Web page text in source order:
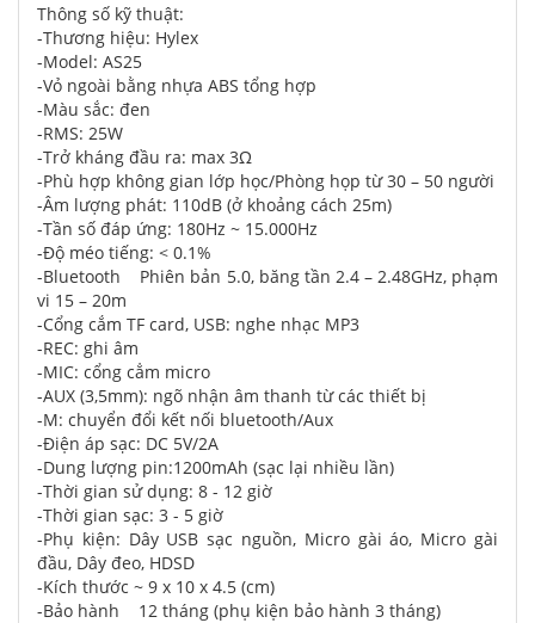
Thông số kỹ thuật:
-Thương hiệu: Hylex
-Model: AS25
-Vỏ ngoài bằng nhựa ABS tổng hợp
-Màu sắc: đen
-RMS: 25W
-Trở kháng đầu ra: max 3Ω
-Phù hợp không gian lớp học/Phòng họp từ 30 – 50 người
-Âm lượng phát: 110dB (ở khoảng cách 25m)
-Tần số đáp ứng: 180Hz ~ 15.000Hz
-Độ méo tiếng: < 0.1%
-Bluetooth Phiên bản 5.0, băng tần 2.4 – 2.48GHz, phạm
vi 15 – 20m
-Cổng cắm TF card, USB: nghe nhạc MP3
-REC: ghi âm
-MIC: cổng cẳm micro
-AUX (3,5mm): ngõ nhận âm thanh từ các thiết bị
-M: chuyển đổi kết nối bluetooth/Aux
-Điện áp sạc: DC 5V/2A
-Dung lượng pin:1200mAh (sạc lại nhiều lần)
-Thời gian sử dụng: 8 - 12 giờ
-Thời gian sạc: 3 - 5 giờ
-Phụ kiện: Dây USB sạc nguồn, Micro gài áo, Micro gài
đầu, Dây đeo, HDSD
-Kích thước ~ 9 x 10 x 4.5 (cm)
-Bảo hành 12 tháng (phụ kiện bảo hành 3 tháng)